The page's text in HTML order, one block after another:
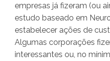
empresas já fizeram (ou
estudo baseado em
estabelecer ações de
Algumas corporações
interessantes ou, no